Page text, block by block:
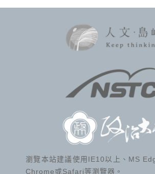
瀏覽本站建議使用IE10以上、MS
Chrome或Safari等瀏覽器。